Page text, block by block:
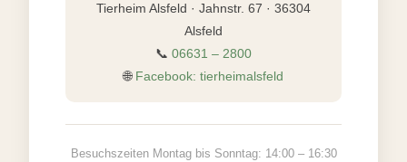
Tierheim Alsfeld · Jahnstr. 67 · 36304
Alsfeld
📞 06631 – 2800
🌐 Facebook: tierheimalsfeld
Besuchszeiten Montag bis Sonntag: 14:00 – 16:30